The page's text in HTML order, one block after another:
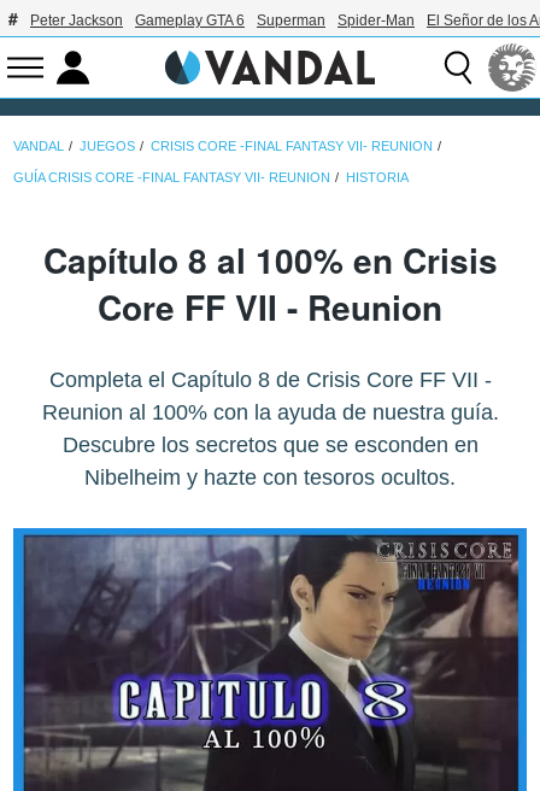
Peter Jackson Gameplay GTA 6 Superman Spider-Man El Señor de los
VANDAL JUEGOS CRISIS CORE -FINAL FANTASY VII- REUNION
GUÍA CRISIS CORE -FINAL FANTASY VII- REUNION HISTORIA
Capítulo 8 al 100% en Crisis
Core FF VII - Reunion
Completa el Capítulo 8 de Crisis Core FF VII -
Reunion al 100% con la ayuda de nuestra guía.
Descubre los secretos que se esconden en
Nibelheim y hazte con tesoros ocultos.